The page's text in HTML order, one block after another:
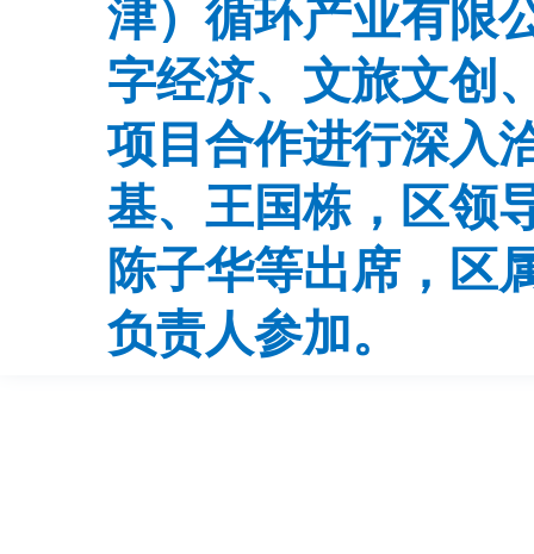
津）循环产业有限
字经济、文旅文创
项目合作进行深入
基、王国栋，区领
陈子华等出席，区
负责人参加。